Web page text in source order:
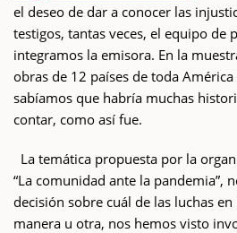
el deseo de dar a conocer las
testigos, tantas veces, el equipo de
integramos la emisora. En la
obras de 12 países de toda
sabíamos que habría muchas
contar, como así fue.
La temática propuesta por la
“La comunidad ante la pandemia”,
decisión sobre cuál de las luchas
manera u otra, nos hemos visto